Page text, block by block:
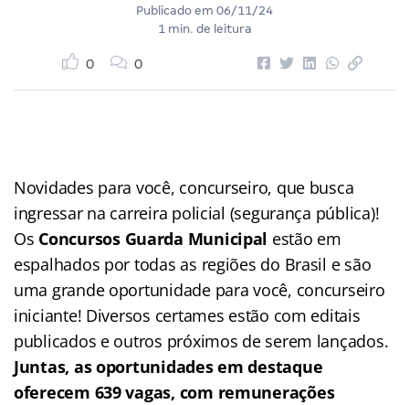
Publicado em 06/11/24
1 min. de leitura
0 0
Novidades para você, concurseiro, que busca
ingressar na carreira policial (segurança pública)!
Os Concursos Guarda Municipal estão em
espalhados por todas as regiões do Brasil e são
uma grande oportunidade para você, concurseiro
iniciante! Diversos certames estão com editais
publicados e outros próximos de serem lançados.
Juntas, as oportunidades em destaque
oferecem 639 vagas, com remunerações